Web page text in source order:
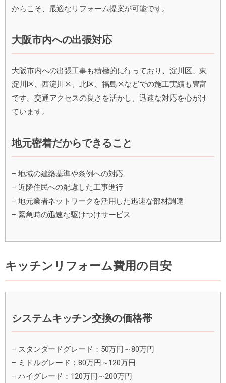
からこそ、最適なリフォーム提案が可能です。
大阪市内への出張対応
大阪市内への出張工事も積極的に行っており、淀川区、東
淀川区、西淀川区、北区、福島区などでの施工実績も豊富
です。交通アクセスの良さを活かし、迅速な対応を心がけ
ています。
地元密着だからできること
– 地域の建築基準や条例への対応
– 近隣住民への配慮した工事進行
– 地元業者ネットワークを活用した迅速な部材調達
– 緊急時の迅速な駆けつけサービス
キッチンリフォーム費用の目安
システムキッチン交換の価格帯
– スタンダードグレード：50万円～80万円
– ミドルグレード：80万円～120万円
– ハイグレード：120万円～200万円